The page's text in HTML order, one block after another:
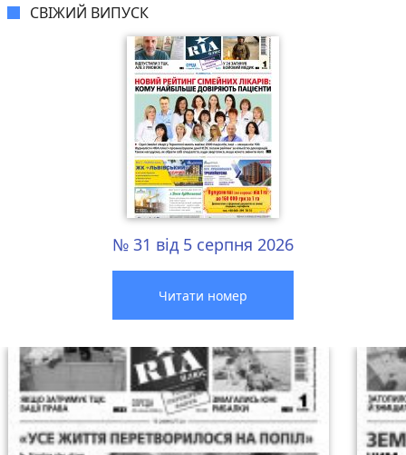
СВІЖИЙ ВИПУСК
№ 31 від 5 серпня 2026
Читати номер